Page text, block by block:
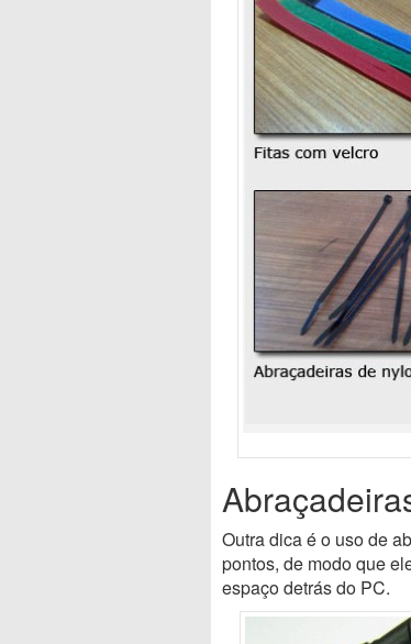
Outra dica é o uso de
pontos, de modo que
espaço detrás do PC.